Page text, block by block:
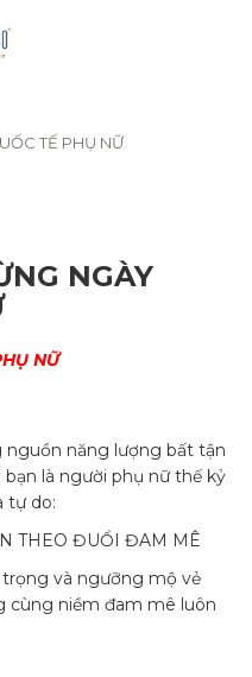
TẾ PHỤ NỮ
NGÀY
NỮ
nguồn năng lượng bất tận
là người phụ nữ thế kỷ
tự do:
THEO ĐUỔI ĐAM MÊ
trọng và ngưỡng mộ vẻ
cùng niềm đam mê luôn